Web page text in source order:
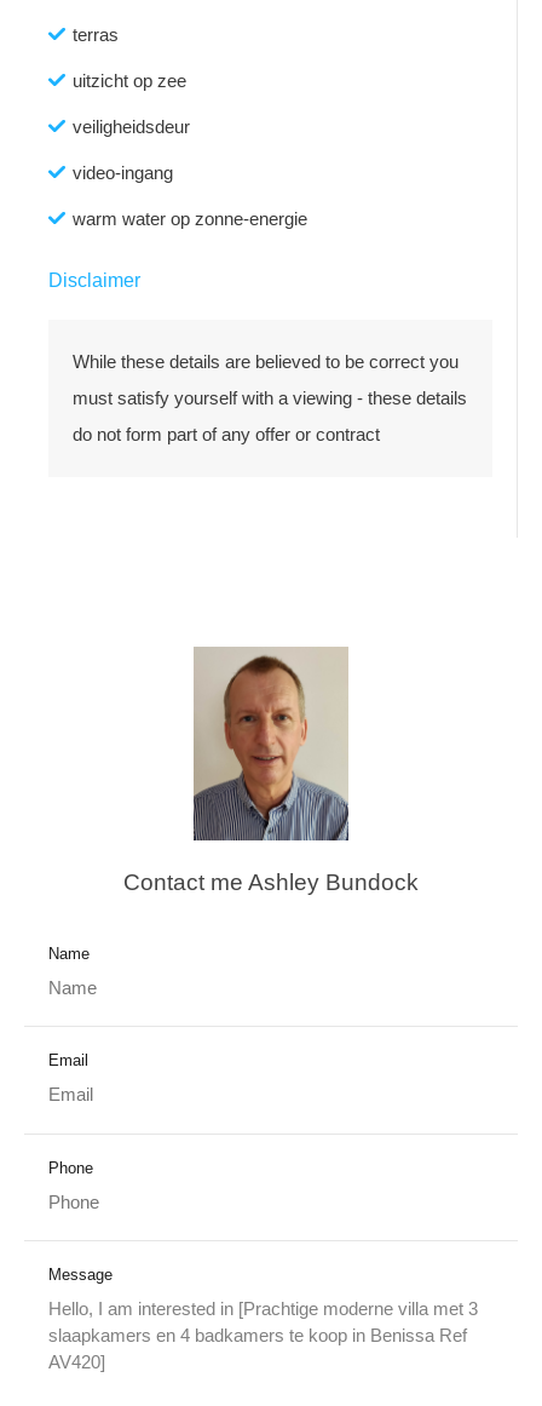
terras
uitzicht op zee
veiligheidsdeur
video-ingang
warm water op zonne-energie
Disclaimer
While these details are believed to be correct you
must satisfy yourself with a viewing - these details
do not form part of any offer or contract
Contact me Ashley Bundock
Name
Email
Phone
Message